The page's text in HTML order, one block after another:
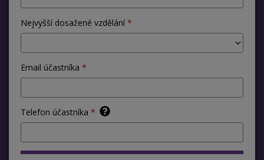
Nejvyšší dosažené vzdělání
Email účastníka
Telefon účastníka